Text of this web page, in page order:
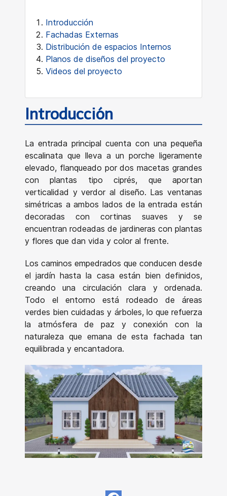
Introducción
Fachadas Externas
Distribución de espacios Internos
Planos de diseños del proyecto
Videos del proyecto
Introducción
La entrada principal cuenta con una pequeña
escalinata que lleva a un porche ligeramente
elevado, flanqueado por dos macetas grandes
con plantas tipo ciprés, que aportan
verticalidad y verdor al diseño. Las ventanas
simétricas a ambos lados de la entrada están
decoradas con cortinas suaves y se
encuentran rodeadas de jardineras con plantas
y flores que dan vida y color al frente.
Los caminos empedrados que conducen desde
el jardín hasta la casa están bien definidos,
creando una circulación clara y ordenada.
Todo el entorno está rodeado de áreas
verdes bien cuidadas y árboles, lo que refuerza
la atmósfera de paz y conexión con la
naturaleza que emana de esta fachada tan
equilibrada y encantadora.